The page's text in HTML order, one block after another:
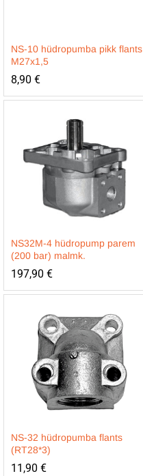
NS-10 hüdropumba pikk flants
M27x1,5
8,90 €
NS32M-4 hüdropump parem
(200 bar) malmk.
197,90 €
NS-32 hüdropumba flants
(RT28*3)
11,90 €